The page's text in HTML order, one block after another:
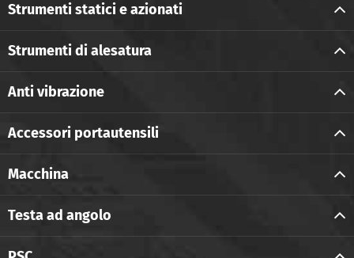
Strumenti statici e azionati
Strumenti di alesatura
Anti vibrazione
Accessori portautensili
Macchina
Testa ad angolo